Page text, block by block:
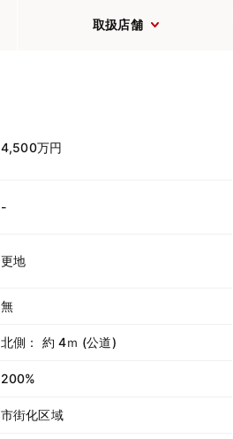
取扱店舗
4,500万円
-
更地
無
北側： 約 4ｍ (公道)
200%
市街化区域